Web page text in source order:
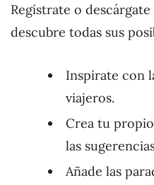
Regístrate o
descubre todas sus
Inspírate con
viajeros.
Crea tu
las
Añade las